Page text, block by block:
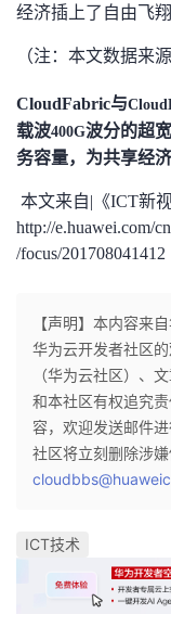
经济插上了自由飞翔
（注：本文数据来
CloudFabric与
载波400G波分的超
务容量，为共享经
本文来自|《ICT新
http://e.huawei.com/
/focus/201708041412
【声明】本内容来
华为云开发者社区
（华为云社区）、
和本社区有权追究
容，欢迎发送邮件
社区将立刻删除涉嫌
ICT技术